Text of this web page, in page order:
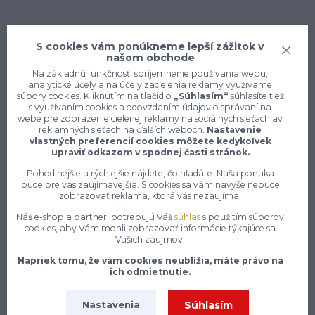
Konečne e-shop, kde nemusíte
vyberať medzi kvalitou a cenou,
pracovné aj voľnočasové oblečenie
pre mužov a ženy na jednom mieste,
7 z 10 zákazníkov si objedná znovu do 30 dní —
zistite, čo je na našich pracovných odevoch a
obuvi tak návykového
rozsiahly a starostlivo zostavený sortiment pracovného
oblečenia, ktorý pokrýva potreby pracovníkov naprieč
S cookies vám ponúkneme lepší zážitok v
našom obchode
Na základnú funkčnosť, spríjemnenie používania webu,
analytické účely a na účely zacielenia reklamy využívame
súbory cookies. Kliknutím na tlačidlo „Súhlasím“ súhlasíte tiež
s využívaním cookies a odovzdaním údajov o správaní na
webe pre zobrazenie cielenej reklamy na sociálnych sieťach av
reklamných sieťach na ďalších weboch. Nastavenie
vlastných preferencií cookies môžete kedykoľvek
upraviť odkazom v spodnej časti stránok.
Pohodlnejšie a rýchlejšie nájdete, čo hľadáte. Naša ponuka
bude pre vás zaujímavejšia. S cookies sa vám navyše nebude
zobrazovať reklama, ktorá vás nezaujíma.
Náš e-shop a partneri potrebujú Vášsúhlas s použitím súborov
cookies, aby Vám mohli zobrazovať informácie týkajúce sa
Vašich záujmov.
Napriek tomu, že vám cookies neublížia, máte právo na
ich odmietnutie.
Nastavenia Súhlasím